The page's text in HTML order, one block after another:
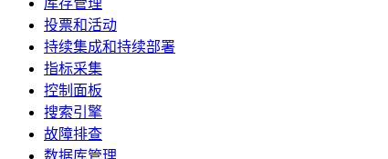
库存管理
投票和活动
持续集成和持续部署
指标采集
控制面板
搜索引擎
故障排查
数据库管理